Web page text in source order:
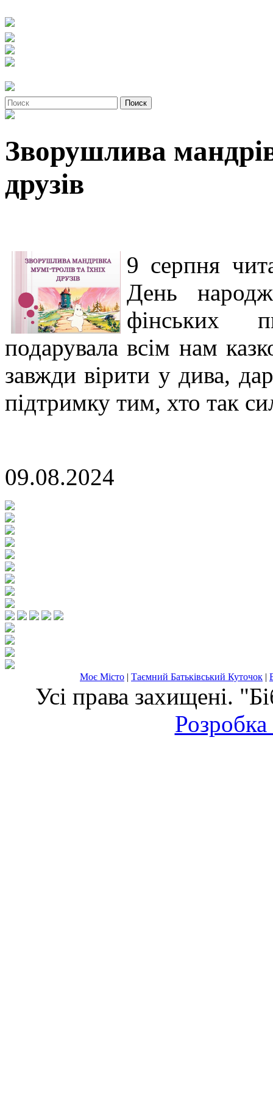
Зворушлива
друзів
9 серпня
День
фінських
подарувала всім нам
завжди вірити у дива,
підтримку тим, хто так
09.08.2024
Моє Місто | Таємний Батьківський Куточок |
Усі права захищені.